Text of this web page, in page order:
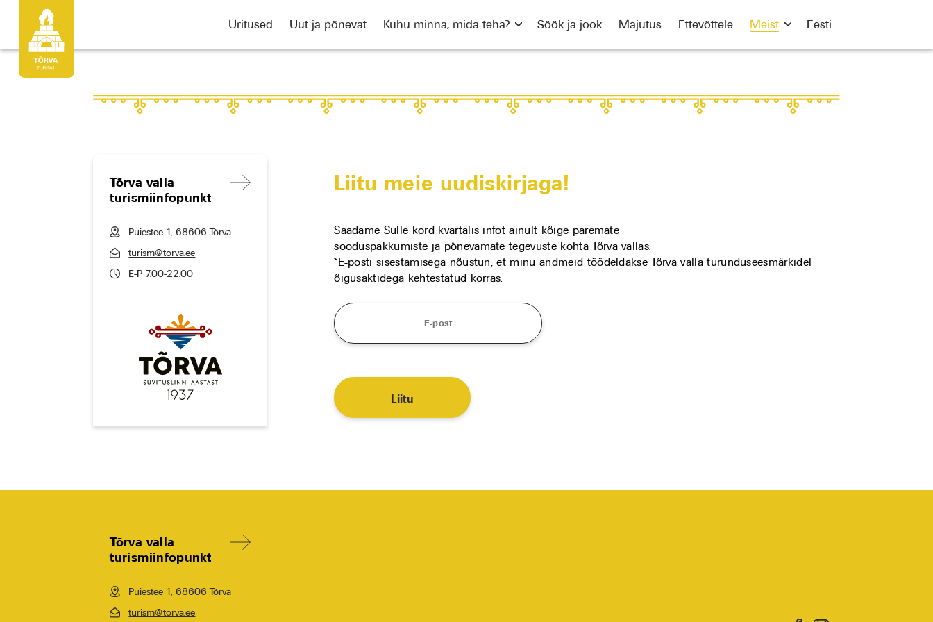
Üritused Uut ja põnevat Kuhu minna, mida teha? Söök ja jook Majutus Ettevõttele Meist Eesti
Tõrva valla
turismiinfopunkt
Puiestee 1, 68606 Tõrva
turism@torva.ee
E-P 7.00-22.00
Liitu meie uudiskirjaga!
Saadame Sulle kord kvartalis infot ainult kõige paremate
sooduspakkumiste ja põnevamate tegevuste kohta Tõrva vallas.
*E-posti sisestamisega nõustun, et minu andmeid töödeldakse Tõrva valla turunduseesmärkidel
õigusaktidega kehtestatud korras.
Liitu
Tõrva valla
turismiinfopunkt
Puiestee 1, 68606 Tõrva
turism@torva.ee